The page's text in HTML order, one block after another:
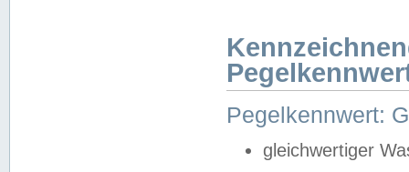
Pegelkennwert:
gleichwertiger